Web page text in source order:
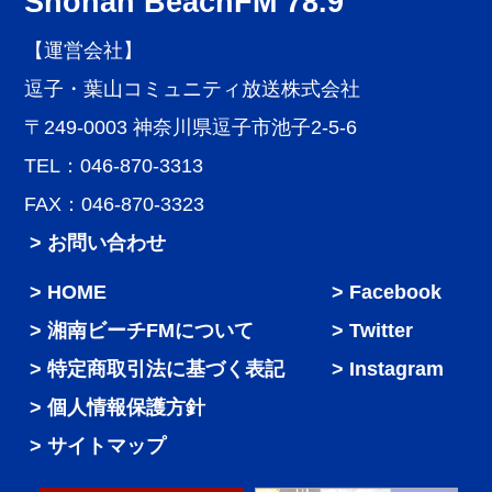
【運営会社】
逗子・葉山コミュニティ放送株式会社
〒249-0003 神奈川県逗子市池子2-5-6
TEL：046-870-3313
FAX：046-870-3323
> お問い合わせ
HOME
湘南ビーチFMについて
特定商取引法に基づく表記
個人情報保護方針
サイトマップ
Facebook
Twitter
Instagram